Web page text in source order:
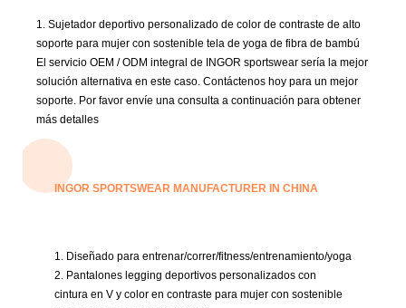
1. Sujetador deportivo personalizado de color de contraste de alto
soporte para mujer con sostenible tela de yoga de fibra de bambú
El servicio OEM / ODM integral de INGOR sportswear sería la mejor
solución alternativa en este caso. Contáctenos hoy para un mejor
soporte. Por favor envíe una consulta a continuación para obtener
más detalles
INGOR SPORTSWEAR MANUFACTURER IN CHINA
1. Diseñado para entrenar/correr/fitness/entrenamiento/yoga
2. Pantalones legging deportivos personalizados con
cintura en V y color en contraste para mujer con sostenible